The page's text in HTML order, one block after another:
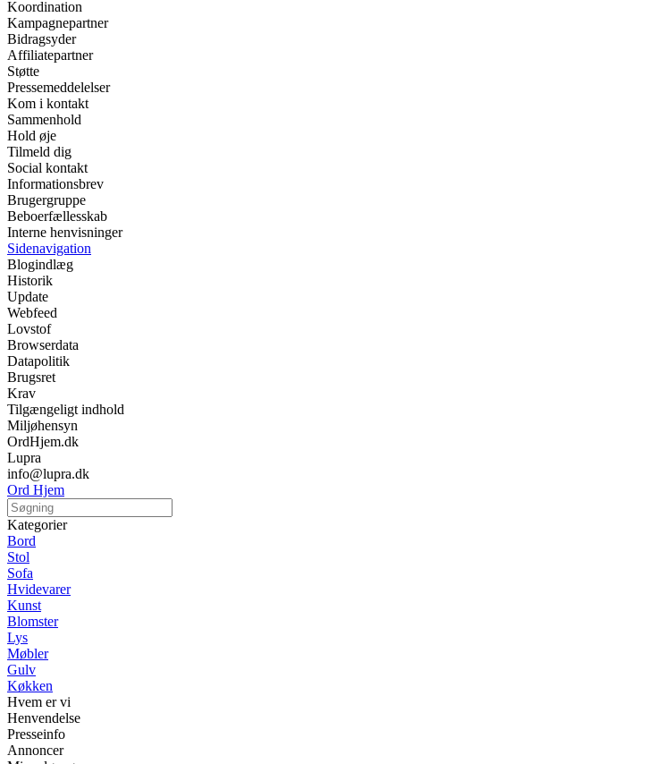
Koordination
Kampagnepartner
Bidragsyder
Affiliatepartner
Støtte
Pressemeddelelser
Kom i kontakt
Sammenhold
Hold øje
Tilmeld dig
Social kontakt
Informationsbrev
Brugergruppe
Beboerfællesskab
Interne henvisninger
Sidenavigation
Blogindlæg
Historik
Update
Webfeed
Lovstof
Browserdata
Datapolitik
Brugsret
Krav
Tilgængeligt indhold
Miljøhensyn
OrdHjem.dk
Lupra
info@lupra.dk
Ord Hjem
Kategorier
Bord
Stol
Sofa
Hvidevarer
Kunst
Blomster
Lys
Møbler
Gulv
Køkken
Hvem er vi
Henvendelse
Presseinfo
Annoncer